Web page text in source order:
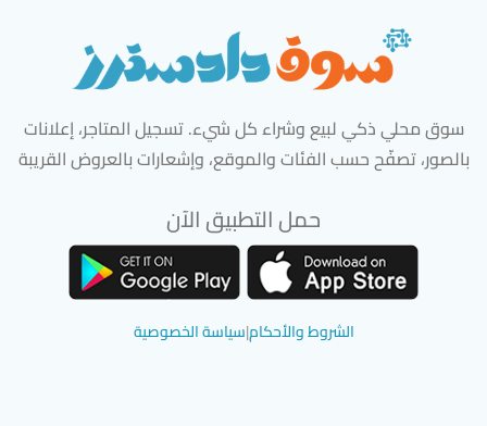
سوق محلي ذكي لبيع وشراء كل شيء. تسجيل المتاجر، إعلانات
بالصور، تصفّح حسب الفئات والموقع، وإشعارات بالعروض القريبة
حمل التطبيق الآن
الشروط والأحكام|سياسة الخصوصية